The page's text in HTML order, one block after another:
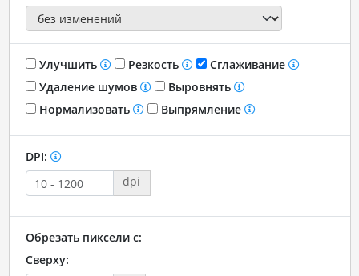
Улучшить Резкость
Сглаживание
Удаление шумов
Выровнять
Нормализовать
Выпрямление
DPI:
dpi
Обрезать пиксели с:
Сверху: